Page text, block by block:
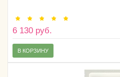
6 130 руб.
В КОРЗИНУ